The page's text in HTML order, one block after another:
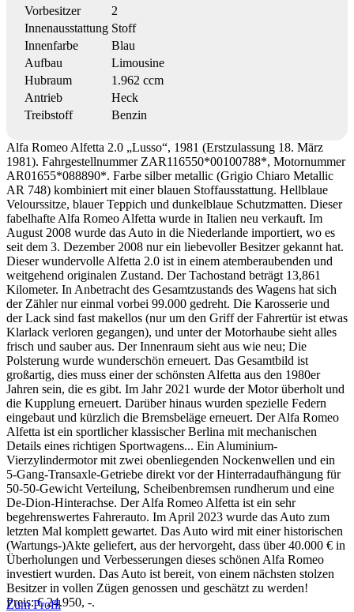
Vorbesitzer
2
Innenausstattung Stoff
Innenfarbe
Blau
Aufbau
Limousine
Hubraum
1.962 ccm
Antrieb
Heck
Treibstoff
Benzin
Alfa Romeo Alfetta 2.0 „Lusso“, 1981 (Erstzulassung 18. März
1981). Fahrgestellnummer ZAR116550*00100788*, Motornummer
AR01655*088890*. Farbe silber metallic (Grigio Chiaro Metallic
AR 748) kombiniert mit einer blauen Stoffausstattung. Hellblaue
Velourssitze, blauer Teppich und dunkelblaue Schutzmatten. Dieser
fabelhafte Alfa Romeo Alfetta wurde in Italien neu verkauft. Im
August 2008 wurde das Auto in die Niederlande importiert, wo es
seit dem 3. Dezember 2008 nur ein liebevoller Besitzer gekannt hat.
Dieser wundervolle Alfetta 2.0 ist in einem atemberaubenden und
weitgehend originalen Zustand. Der Tachostand beträgt 13,861
Kilometer. In Anbetracht des Gesamtzustands des Wagens hat sich
der Zähler nur einmal vorbei 99.000 gedreht. Die Karosserie und
der Lack sind fast makellos (nur um den Griff der Fahrertür ist etwas
Klarlack verloren gegangen), und unter der Motorhaube sieht alles
frisch und sauber aus. Der Innenraum sieht aus wie neu; Die
Polsterung wurde wunderschön erneuert. Das Gesamtbild ist
großartig, dies muss einer der schönsten Alfetta aus den 1980er
Jahren sein, die es gibt. Im Jahr 2021 wurde der Motor überholt und
die Kupplung erneuert. Darüber hinaus wurden spezielle Federn
eingebaut und kürzlich die Bremsbeläge erneuert. Der Alfa Romeo
Alfetta ist ein sportlicher klassischer Berlina mit mechanischen
Details eines richtigen Sportwagens... Ein Aluminium-
Vierzylindermotor mit zwei obenliegenden Nockenwellen und ein
5-Gang-Transaxle-Getriebe direkt vor der Hinterradaufhängung für
50-50-Gewicht Verteilung, Scheibenbremsen rundherum und eine
De-Dion-Hinterachse. Der Alfa Romeo Alfetta ist ein sehr
begehrenswertes Fahrerauto. Im April 2023 wurde das Auto zum
letzten Mal komplett gewartet. Das Auto wird mit einer historischen
(Wartungs-)Akte geliefert, aus der hervorgeht, dass über 40.000 € in
Überholungen und Verbesserungen dieses schönen Alfa Romeo
investiert wurden. Das Auto ist bereit, von einem nächsten stolzen
Besitzer in vollen Zügen genossen und geschätzt zu werden!
Preis: € 24.950, -.
Zum Profil